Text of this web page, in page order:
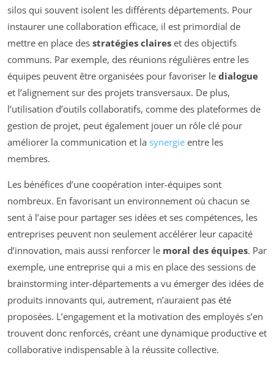
silos qui souvent isolent les différents départements. Pour
instaurer une collaboration efficace, il est primordial de
mettre en place des stratégies claires et des objectifs
communs. Par exemple, des réunions régulières entre les
équipes peuvent être organisées pour favoriser le dialogue
et l’alignement sur des projets transversaux. De plus,
l’utilisation d’outils collaboratifs, comme des plateformes de
gestion de projet, peut également jouer un rôle clé pour
améliorer la communication et la synergie entre les
membres.
Les bénéfices d’une coopération inter-équipes sont
nombreux. En favorisant un environnement où chacun se
sent à l’aise pour partager ses idées et ses compétences, les
entreprises peuvent non seulement accélérer leur capacité
d’innovation, mais aussi renforcer le moral des équipes. Par
exemple, une entreprise qui a mis en place des sessions de
brainstorming inter-départements a vu émerger des idées de
produits innovants qui, autrement, n’auraient pas été
proposées. L’engagement et la motivation des employés s’en
trouvent donc renforcés, créant une dynamique productive et
collaborative indispensable à la réussite collective.